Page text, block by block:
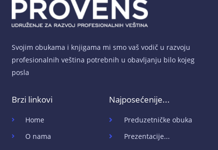
Svojim obukama i knjigama mi smo vaš vodič u razvoju
profesionalnih veština potrebnih u obavljanju bilo kojeg
posla
Brzi linkovi
Home
O nama
Najposećenije...
Preduzetničke obuka
Prezentacije...